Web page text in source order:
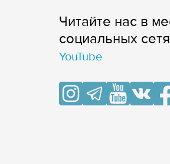
Читайте нас в
cоциальных
YouTube